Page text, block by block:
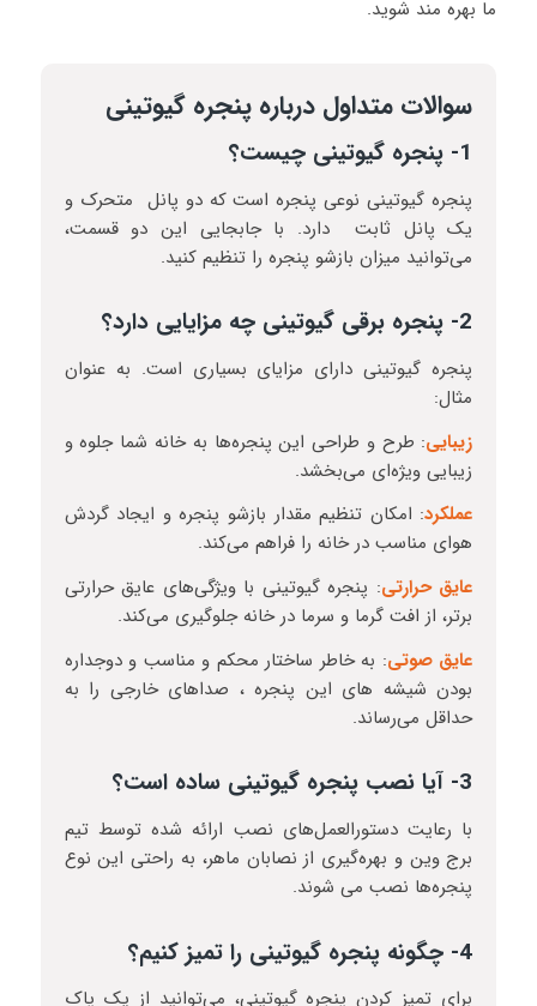
ما بهره مند شوید.
سوالات متداول درباره پنجره گیوتینی
1- پنجره گیوتینی چیست؟
پنجره گیوتینی نوعی پنجره است که دو پانل متحرک و
یک پانل ثابت دارد. با جابجایی این دو قسمت،
می‌توانید میزان بازشو پنجره را تنظیم کنید.
2- پنجره برقی گیوتینی چه مزایایی دارد؟
پنجره گیوتینی دارای مزایای بسیاری است. به عنوان
مثال:
زیبایی: طرح و طراحی این پنجره‌ها به خانه شما جلوه و
زیبایی ویژه‌ای می‌بخشد.
عملکرد: امکان تنظیم مقدار بازشو پنجره و ایجاد گردش
هوای مناسب در خانه را فراهم می‌کند.
عایق حرارتی: پنجره گیوتینی با ویژگی‌های عایق حرارتی
برتر، از افت گرما و سرما در خانه جلوگیری می‌کند.
عایق صوتی: به خاطر ساختار محکم و مناسب و دوجداره
بودن شیشه های این پنجره‌ ، صداهای خارجی را به
حداقل می‌رساند.
3- آیا نصب پنجره گیوتینی ساده است؟
با رعایت دستورالعمل‌های نصب ارائه شده توسط تیم
برج وین و بهره‌گیری از نصابان ماهر، به راحتی این نوع
پنجره‌ها نصب می شوند.
4- چگونه پنجره گیوتینی را تمیز کنیم؟
برای تمیز کردن پنجره گیوتینی، می‌توانید از یک پاک